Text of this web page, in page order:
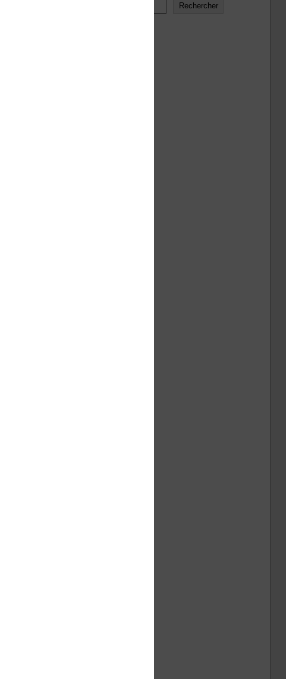
Rechercher